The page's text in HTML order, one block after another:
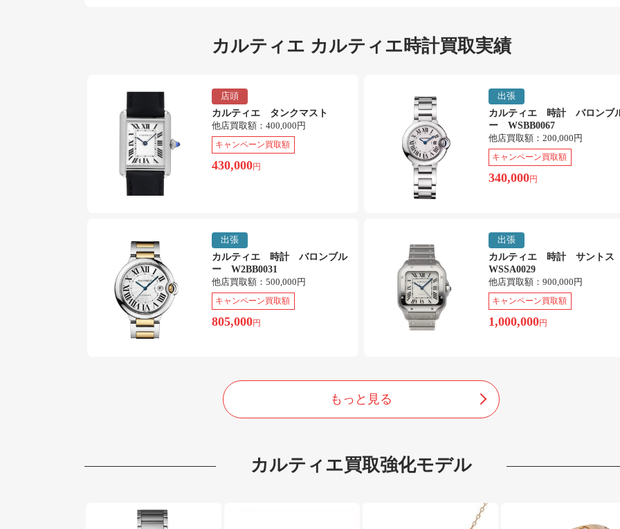
カルティエ カルティエ時計買取実績
店頭
カルティエ タンクマスト
他店買取額： 400,000円
キャンペーン買取額
430,000円
出張
カルティエ 時計 バロンブ
ー WSBB0067
他店買取額： 200,000円
キャンペーン買取額
340,000円
出張
カルティエ 時計 バロンブル
ー W2BB0031
他店買取額： 500,000円
キャンペーン買取額
805,000円
出張
カルティエ 時計 サント
WSSA0029
他店買取額： 900,000円
キャンペーン買取額
1,000,000円
もっと見る
カルティエ買取強化モデル